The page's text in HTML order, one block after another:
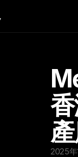
2025年